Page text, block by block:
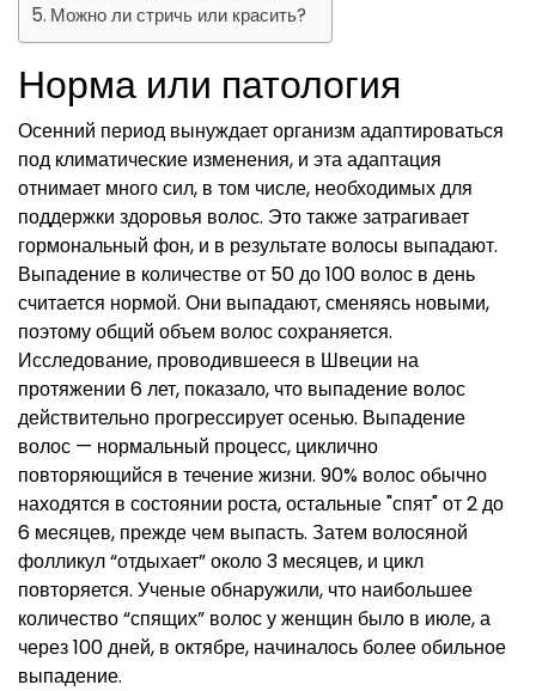
Можно ли стричь или красить?
Норма или патология
Осенний период вынуждает организм адаптироваться
под климатические изменения, и эта адаптация
отнимает много сил, в том числе, необходимых для
поддержки здоровья волос. Это также затрагивает
гормональный фон, и в результате волосы выпадают.
Выпадение в количестве от 50 до 100 волос в день
считается нормой. Они выпадают, сменяясь новыми,
поэтому общий объем волос сохраняется.
Исследование, проводившееся в Швеции на
протяжении 6 лет, показало, что выпадение волос
действительно прогрессирует осенью. Выпадение
волос — нормальный процесс, циклично
повторяющийся в течение жизни. 90% волос обычно
находятся в состоянии роста, остальные "спят" от 2 до
6 месяцев, прежде чем выпасть. Затем волосяной
фолликул “отдыхает” около 3 месяцев, и цикл
повторяется. Ученые обнаружили, что наибольшее
количество “спящих” волос у женщин было в июле, а
через 100 дней, в октябре, начиналось более обильное
выпадение.